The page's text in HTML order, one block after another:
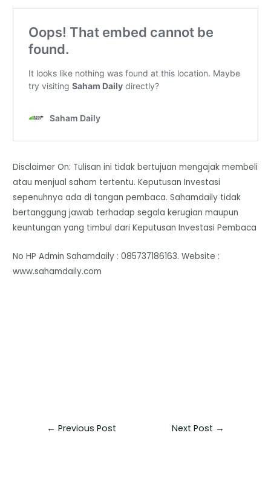
Disclaimer On: Tulisan ini tidak bertujuan mengajak membeli
atau menjual saham tertentu. Keputusan Investasi
sepenuhnya ada di tangan pembaca. Sahamdaily tidak
bertanggung jawab terhadap segala kerugian maupun
keuntungan yang timbul dari Keputusan Investasi Pembaca
No HP Admin Sahamdaily : 085737186163. Website :
www.sahamdaily.com
← Previous Post Next Post →